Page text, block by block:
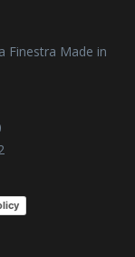
Finestra Made in